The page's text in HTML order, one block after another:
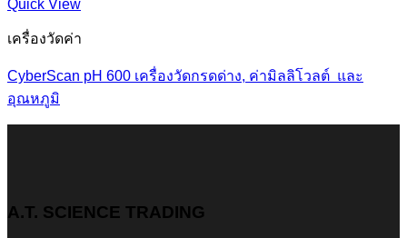
Quick View
เครื่องวัดค่า
CyberScan pH 600 เครื่องวัดกรดด่าง, ค่ามิลลิโวลต์ และ
อุณหภูมิ
A.T. SCIENCE TRADING